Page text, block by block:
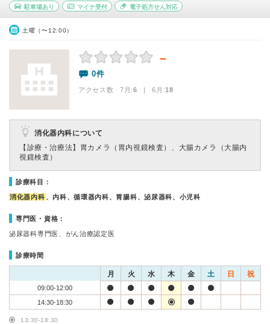
駐車場あり マイナ受付 電子処方せん対応
土曜（〜12:00）
－
0件
アクセス数 7月:6 | 6月:18
消化器内科について
【診療・治療法】 胃カメラ（胃内視鏡検査）、大腸カメラ（大腸内
視鏡検査）
診療科目：
消化器内科 、内科、循環器内科、胃腸科、泌尿器科、小児科
専門医・資格：
泌尿器科専門医、がん治療認定医
診療時間
月 火 水 木 金 土 日 祝
09:00-12:00
14:30-18:30
13:30-18:30